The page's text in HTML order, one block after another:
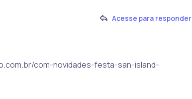
Acesse para responder
com-novidades-festa-san-island-